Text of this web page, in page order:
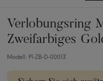
Verlobungsring
Zweifarbiges
Modell: PI-ZB-D-00013'